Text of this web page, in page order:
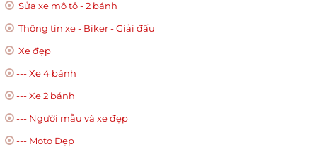
Sửa xe mô tô - 2 bánh
Thông tin xe - Biker - Giải đấu
Xe đẹp
--- Xe 4 bánh
--- Xe 2 bánh
--- Người mẫu và xe đẹp
--- Moto Đẹp